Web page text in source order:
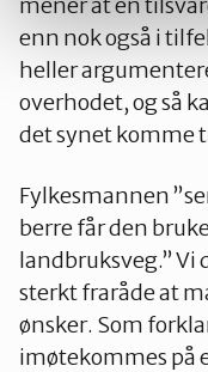
enn nok også i
heller
overhodet, og så
det synet komme
Fylkesmannen
berre får den
landbruksveg.” Vi
sterkt fraråde at
ønsker. Som
imøtekommes på